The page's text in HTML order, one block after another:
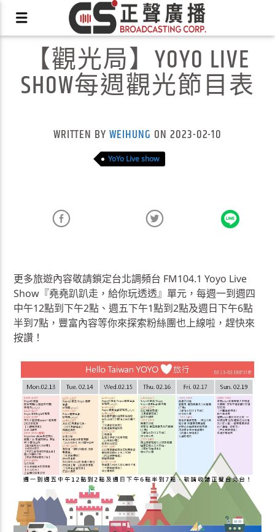
X
【觀光局】YOYO LIVE
SHOW每週觀光節目表
WRITTEN BYWEIHUNG ON 2023-02-10
YoYo Live show
更多旅遊內容敬請鎖定台北調頻台 FM104.1 Yoyo Live
Show『堯堯趴趴走，給你玩透透』單元，每週一到週四
中午12點到下午2點、週五下午1點到2點及週日下午6點
半到7點，豐富內容等你來探索粉絲團也上線啦，趕快來
按讚！